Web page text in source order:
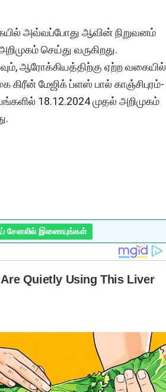
அவ்வப்போது ஆவின் நிறுவனம்
செய்து வருகிறது.
ஆரோக்கியத்திற்கு ஏற்ற வகையில்
கிரீன் மேஜிக் ப்ளஸ் பால் காஞ்சிபுரம்-
18.12.2024 முதல் அறிமுகம்
சேனலில் இணையுங்கள்